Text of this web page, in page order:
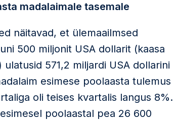
madalaimale tasemale
näitavad, et ülemaailmsed
500 miljonit USA dollarit (kaasa
571,2 miljardi USA dollarini
esimese poolaasta tulemus
oli teises kvartalis langus 8%.
poolaastal pea 26 600